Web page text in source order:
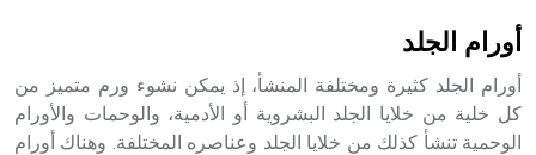
- هل تعلم أن أبجر Abgar اسم معروف جيداً يعود إلى عدد من
أورام الجلد
أورام الجلد كثيرة ومختلفة المنشأ، إذ يمكن نشوء ورم متميز من
كل خلية من خلايا الجلد البشروية أو الأدمية، والوحمات والأورام
الوحمية تنشأ كذلك من خلايا الجلد وعناصره المختلفة. وهناك أورام